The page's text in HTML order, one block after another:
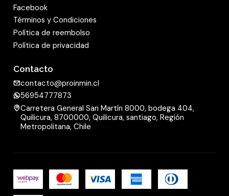
Facebook
Términos y Condiciones
Política de reembolso
Política de privacidad
Contacto
contacto@proinmin.cl
56954777873
Carretera General San Martín 8000, bodega 404,
Quilicura, 8700000, Quilicura, santiago, Región
Metropolitana, Chile